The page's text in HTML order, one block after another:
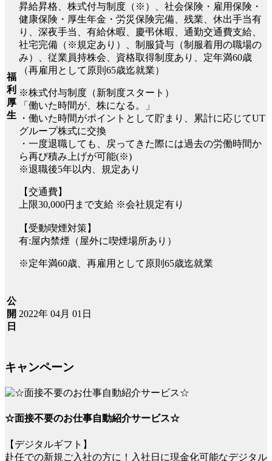
福
利
厚
生
昇給昇格、株式付与制度（※）、社会保険・雇用保険・
健康保険・厚生年金・労災保険完備、残業、休出手当有
り、深夜手当、有給休暇、慶弔休暇、通勤交通費支給、
社宅完備（※規定あり）、制服貸与（制服着用の職場の
み）、従業員持株会、資格取得制度あり、定年満60歳
（再雇用として原則65歳迄就業）
※株式付与制度（新制度スタート）
「働いた時間が、株になる。」
・働いた時間がポイントとして貯まり、累計に応じてUT
グループ株式に交換
・一度退職しても、戻ってきた際には過去の労働時間か
ら再び積み上げが可能(※)
※退職後5年以内、規定あり
【交通費】
上限30,000円まで支給 ※会社規定有り
【受動喫煙対策】
有:屋内禁煙（屋外に喫煙場所あり）
※定年満60歳、再雇用として原則65歳迄就業
公
開
日
2022年 04月 01日
キャンペーン
☆面接不要のお仕事自動紹介サービス☆
【デジタルギフト】
赴任での新規ご入社の方に！入社日に現金化可能なデジタル